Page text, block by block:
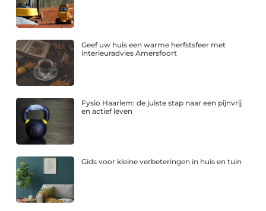
Geef uw huis een warme herfstsfeer met
interieuradvies Amersfoort
Fysio Haarlem: de juiste stap naar een pijnvrij
en actief leven
Gids voor kleine verbeteringen in huis en tuin